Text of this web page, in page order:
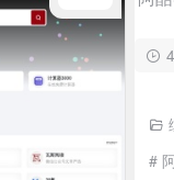
#